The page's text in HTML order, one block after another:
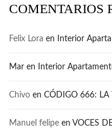
COMENTARIOS
Felix Lora en Interior
Mar en Interior
Chivo en CÓDIGO 666: LA
Manuel felipe en VOCES